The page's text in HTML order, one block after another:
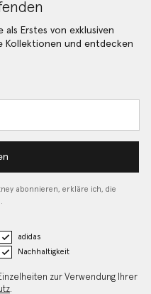
als Erstes von exklusiven
Kollektionen und entdecken
abonnieren, erkläre ich, die
adidas
Nachhaltigkeit
zur Verwendung Ihrer
.